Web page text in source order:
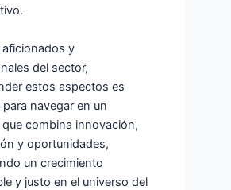
aficionados y
del sector,
estos aspectos es
para navegar en un
combina innovación,
y oportunidades,
un crecimiento
y justo en el universo del